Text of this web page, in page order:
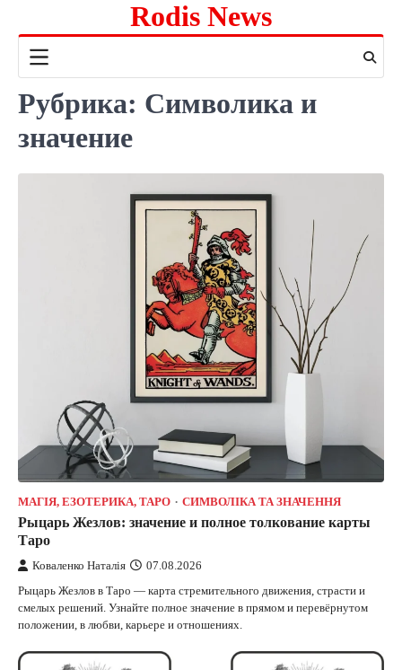
содержимому
Rodis News
Рубрика: Символика и
значение
МАГІЯ, ЕЗОТЕРИКА, ТАРО СИМВОЛІКА ТА ЗНАЧЕННЯ
Рыцарь Жезлов: значение и полное толкование карты
Таро
Коваленко Наталія 07.08.2026
Рыцарь Жезлов в Таро — карта стремительного движения, страсти и
смелых решений. Узнайте полное значение в прямом и перевёрнутом
положении, в любви, карьере и отношениях.